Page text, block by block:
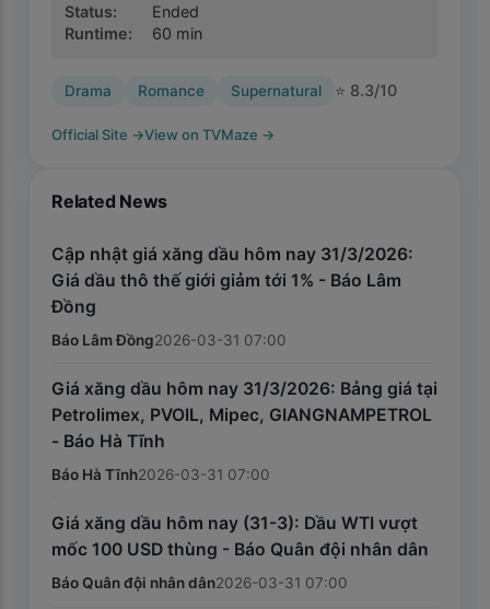
Status:
Ended
Runtime: 60 min
Drama Romance Supernatural ⭐ 8.3/10
Official Site →View on TVMaze →
Related News
Cập nhật giá xăng dầu hôm nay 31/3/2026:
Giá dầu thô thế giới giảm tới 1% - Báo Lâm
Đồng
Báo Lâm Đồng2026-03-31 07:00
Giá xăng dầu hôm nay 31/3/2026: Bảng giá tại
Petrolimex, PVOIL, Mipec, GIANGNAMPETROL
- Báo Hà Tĩnh
Báo Hà Tĩnh2026-03-31 07:00
Giá xăng dầu hôm nay (31-3): Dầu WTI vượt
mốc 100 USD thùng - Báo Quân đội nhân dân
Báo Quân đội nhân dân2026-03-31 07:00